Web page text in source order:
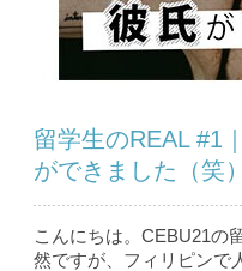
留学生のREAL #1
ができました（笑）
こんにちは。CEBU21の
然ですが、フィリピンで